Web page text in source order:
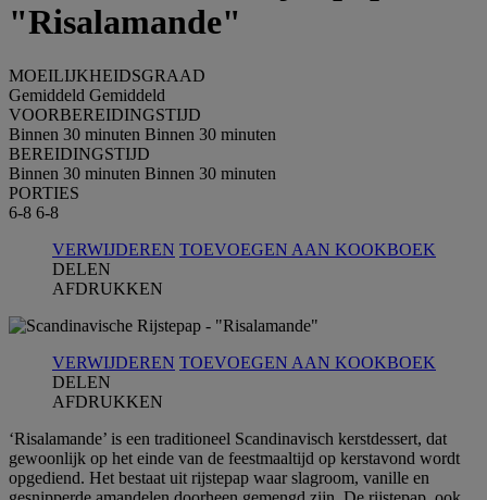
"Risalamande"
MOEILIJKHEIDSGRAAD
Gemiddeld Gemiddeld
VOORBEREIDINGSTIJD
Binnen 30 minuten Binnen 30 minuten
BEREIDINGSTIJD
Binnen 30 minuten Binnen 30 minuten
PORTIES
6-8 6-8
VERWIJDEREN TOEVOEGEN AAN KOOKBOEK
DELEN
AFDRUKKEN
VERWIJDEREN TOEVOEGEN AAN KOOKBOEK
DELEN
AFDRUKKEN
‘Risalamande’ is een traditioneel Scandinavisch kerstdessert, dat
gewoonlijk op het einde van de feestmaaltijd op kerstavond wordt
opgediend. Het bestaat uit rijstepap waar slagroom, vanille en